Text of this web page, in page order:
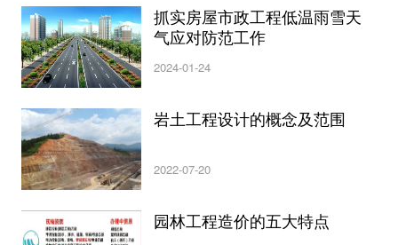
抓实房屋市政工程低温雨雪天
气应对防范工作
2024-01-24
岩土工程设计的概念及范围
2022-07-20
园林工程造价的五大特点